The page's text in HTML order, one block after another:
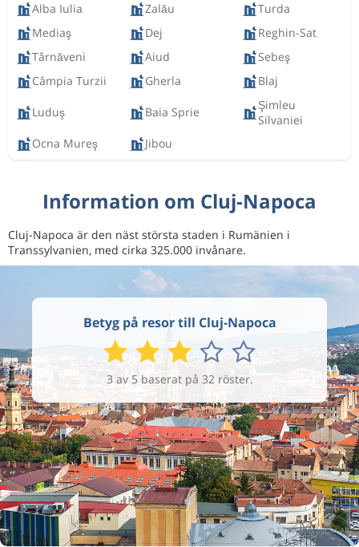
Alba Iulia
Zalău
Turda
Mediaş
Dej
Reghin-Sat
Târnăveni
Aiud
Sebeş
Câmpia Turzii
Gherla Blaj
Luduş Baia Sprie
Şimleu
Silvaniei
Ocna Mureş
Jibou
Information om Cluj-Napoca
Cluj-Napoca är den näst största staden i Rumänien i
Transsylvanien, med cirka 325.000 invånare.
Betyg på resor till Cluj-Napoca
3 av 5 baserat på 32 röster.